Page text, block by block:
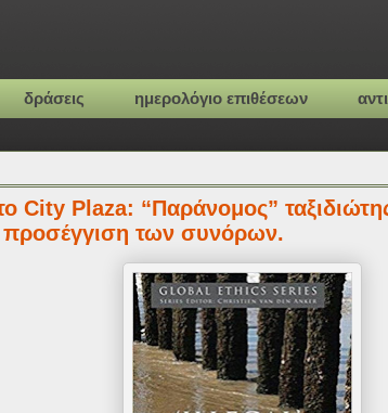
δράσεις ημερολόγιο επιθέσεων
City Plaza: “Παράνομος”
προσέγγιση των συνόρων.